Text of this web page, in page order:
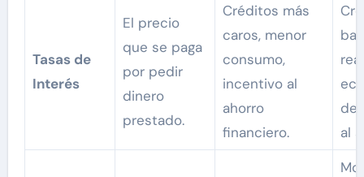
Tasas de
Interés
El precio
que se paga
por pedir
dinero
prestado.
Créditos más
caros, menor
consumo,
incentivo al
ahorro
financiero.
al